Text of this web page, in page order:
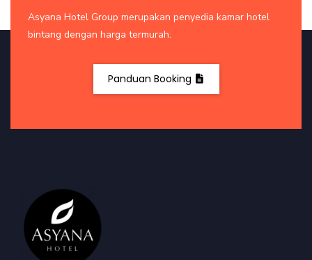
Asyana Hotel Group merupakan penyedia kamar hotel
bintang dengan harga termurah.
Panduan Booking